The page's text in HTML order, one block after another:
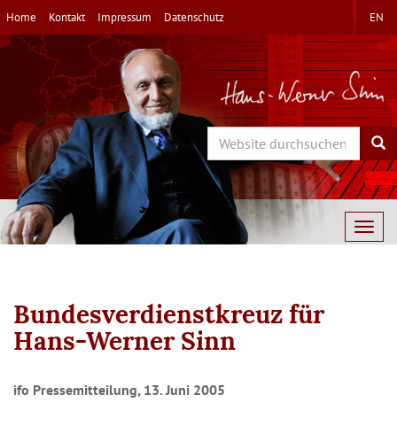
Direkt
zum
Inhalt
Home Kontakt Impressum Datenschutz EN
Search
Bundesverdienstkreuz für
Hans-Werner Sinn
ifo Pressemitteilung, 13. Juni 2005